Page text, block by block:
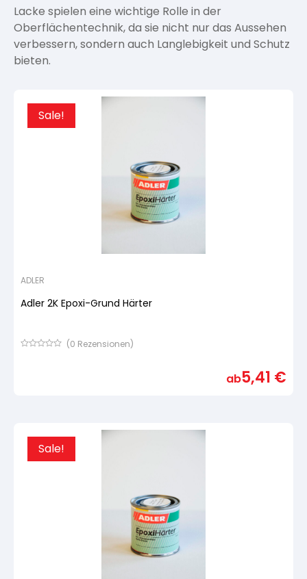
Lacke spielen eine wichtige Rolle in der
Oberflächentechnik, da sie nicht nur das Aussehen
verbessern, sondern auch Langlebigkeit und Schutz
bieten.
Sale!
ADLER
Adler 2K Epoxi-Grund Härter
(0 Rezensionen)
ab5,41 €
Sale!